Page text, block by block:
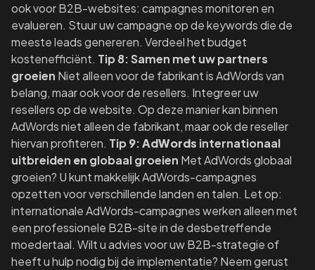
ook voor B2B-websites: campagnes monitoren en
evalueren. Stuur uw campagne op de keywords die de
meeste leads genereren. Verdeel het budget
kostenefficiënt. Tip 8: Samen met uw partners
groeien Niet alleen voor de fabrikant is AdWords van
belang, maar ook voor de resellers. Integreer uw
resellers op de website. Op deze manier kan binnen
AdWords niet alleen de fabrikant, maar ook de reseller
hiervan profiteren. Tip9:AdWords internationaal
uitbreiden en globaal groeien Met AdWords globaal
groeien? U kunt makkelijk AdWords-campagnes
opzetten voor verschillende landen en talen. Let op:
internationale AdWords-campagnes werken alleen met
een professionele B2B-site in de desbetreffende
moedertaal. Wilt u advies voor uw B2B-strategie of
heeft u hulp nodig bij de implementatie? Neem gerust